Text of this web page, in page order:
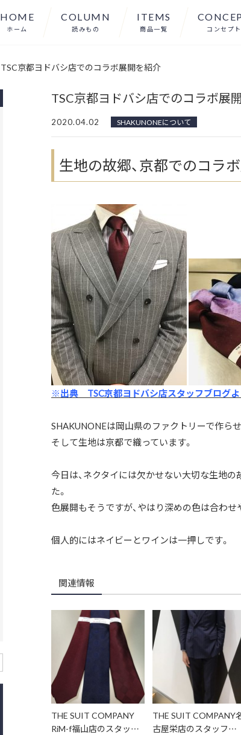
HOME
ホーム
COLUMN
読みもの
ITEMS
商品一覧 コンセプト
TSC京都ヨドバシ店でのコラボ展開を紹介
TSC京都ヨドバシ店でのコラボ展
2020.04.02 SHAKUNONEについて
生地の故郷、京都でのコラ
※出典 TSC京都ヨドバシ店スタッフブログよ
SHAKUNONEは岡山県のファクトリーで作ら
そして生地は京都で織っています。
今日は、ネクタイには欠かせない大切な生地
た。
色展開もそうですが、やはり深めの色は合わせ
個人的にはネイビーとワインは一押しです。
関連情報
THE SUIT COMPANY
RiM-f福山店のスタッ…
THE SUIT COMPANY
古屋栄店のスタッフ…